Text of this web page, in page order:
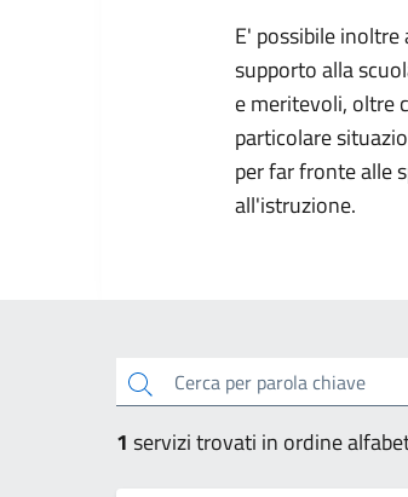
E' possibile
supporto alla
e meritevoli, oltre
particolare
per far fronte alle
all'istruzione.
cerca
1 servizi trovati in ordine